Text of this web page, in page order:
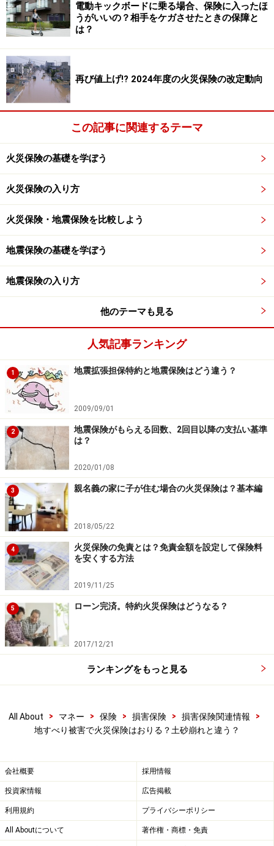
1/2 次のページへ
電動キックボードに乗る場合、保険に入ったほ
うがいいの？相手をケガさせたときの保障と
は？
再び値上げ!? 2024年度の火災保険の改定動向
この記事に関連するテーマ
火災保険の基礎を学ぼう
火災保険の入り方
火災保険・地震保険を比較しよう
地震保険の基礎を学ぼう
地震保険の入り方
他のテーマも見る
人気記事ランキング
1 地震拡張担保特約と地震保険はどう違う？
2009/09/01
2
地震保険がもらえる回数、2回目以降の支払い基準
は？
2020/01/08
3 親名義の家に子が住む場合の火災保険は？基本編
2018/05/22
4
火災保険の免責とは？免責金額を設定して保険料
を安くする方法
2019/11/25
5 ローン完済。特約火災保険はどうなる？
2017/12/21
ランキングをもっと見る
All About > マネー > 保険 > 損害保険 > 損害保険関連情報
>
地すべり被害で火災保険はおりる？土砂崩れと違う？
会社概要 採用情報
投資家情報 広告掲載
利用規約 プライバシーポリシー
All Aboutについて 著作権・商標・免責